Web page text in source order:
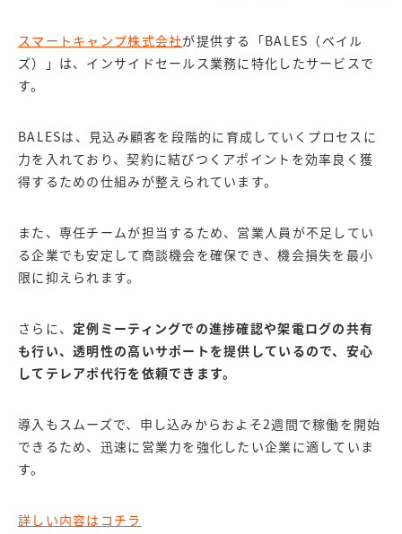
スマートキャンプ株式会社が提供する「BALES（ベイル
ズ）」は、インサイドセールス業務に特化したサービスで
す。
BALESは、見込み顧客を段階的に育成していくプロセスに
力を入れており、契約に結びつくアポイントを効率良く獲
得するための仕組みが整えられています。
また、専任チームが担当するため、営業人員が不足してい
る企業でも安定して商談機会を確保でき、機会損失を最小
限に抑えられます。
さらに、 定例ミーティングでの進捗確認や架電ログの共有
も行い、透明性の高いサポートを提供しているので、安心
してテレアポ代行を依頼できます。
導入もスムーズで、申し込みからおよそ2週間で稼働を開始
できるため、迅速に営業力を強化したい企業に適していま
す。
詳しい内容はコチラ